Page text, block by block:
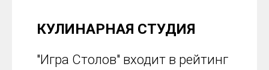
КУЛИНАРНАЯ СТУДИЯ
"Игра Столов" входит в рейтинг